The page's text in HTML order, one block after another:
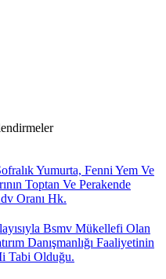
Yumurta, Fenni Yem Ve
Toptan Ve Perakende
Oranı Hk.
Bsmv Mükellefi Olan
Danışmanlığı Faaliyetinin
Tabi Olduğu.